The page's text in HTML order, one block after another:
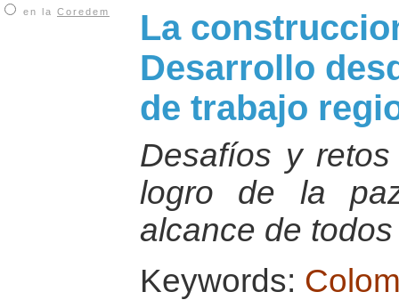
en la Coredem
La
Desarrollo
de trabajo
Desafíos y
logro de la
alcance de
Keywords: